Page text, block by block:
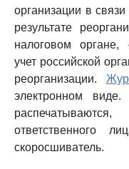
организации в
результате
налоговом органе,
учет российской
реорганизации.
электронном
ответственного
скоросшиватель.